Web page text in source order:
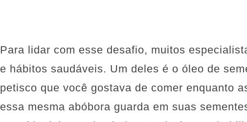
Para lidar com esse desafio, muitos
e hábitos saudáveis. Um deles é o óleo de
petisco que você gostava de comer enquanto
essa mesma abóbora guarda em suas